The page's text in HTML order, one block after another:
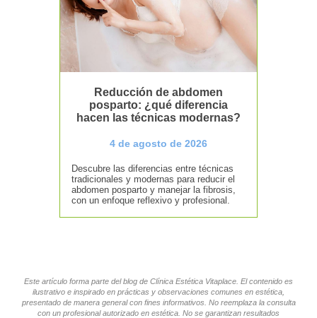
Reducción de abdomen
posparto: ¿qué diferencia
hacen las técnicas modernas?
4 de agosto de 2026
Descubre las diferencias entre técnicas
tradicionales y modernas para reducir el
abdomen posparto y manejar la fibrosis,
con un enfoque reflexivo y profesional.
Este artículo forma parte del blog de Clínica Estética Vitaplace. El contenido es
ilustrativo e inspirado en prácticas y observaciones comunes en estética,
presentado de manera general con fines informativos. No reemplaza la consulta
con un profesional autorizado en estética. No se garantizan resultados